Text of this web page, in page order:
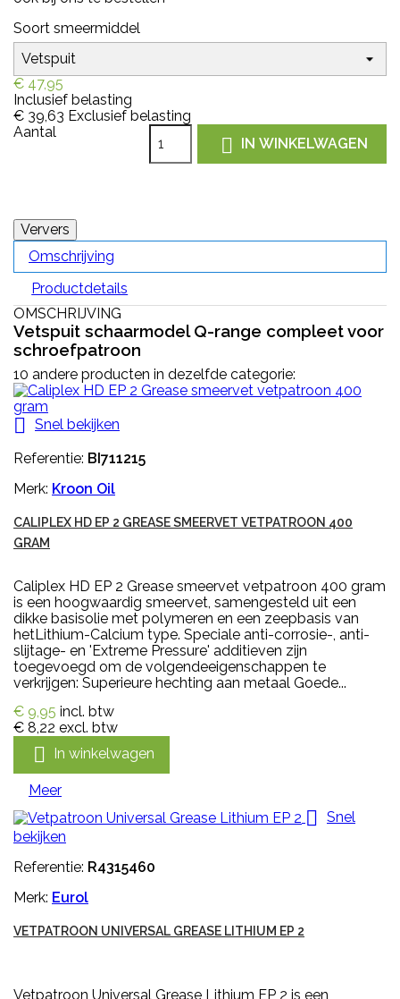
Soort smeermiddel
€ 47,95
Inclusief belasting
€ 39,63 Exclusief belasting
Aantal
 IN WINKELWAGEN
Omschrijving
Productdetails
OMSCHRIJVING
Vetspuit schaarmodel Q-range compleet voor
schroefpatroon
10 andere producten in dezelfde categorie:
 Snel bekijken
Referentie: BI711215
Merk: Kroon Oil
CALIPLEX HD EP 2 GREASE SMEERVET VETPATROON 400
GRAM
Caliplex HD EP 2 Grease smeervet vetpatroon 400 gram
is een hoogwaardig smeervet, samengesteld uit een
dikke basisolie met polymeren en een zeepbasis van
hetLithium-Calcium type. Speciale anti-corrosie-, anti-
slijtage- en 'Extreme Pressure' additieven zijn
toegevoegd om de volgendeeigenschappen te
verkrijgen: Superieure hechting aan metaal Goede...
€ 9,95 incl. btw
€ 8,22 excl. btw
 In winkelwagen
Meer
 Snel
bekijken
Referentie: R4315460
Merk: Eurol
VETPATROON UNIVERSAL GREASE LITHIUM EP 2
Vetpatroon Universal Grease Lithium EP 2 is een